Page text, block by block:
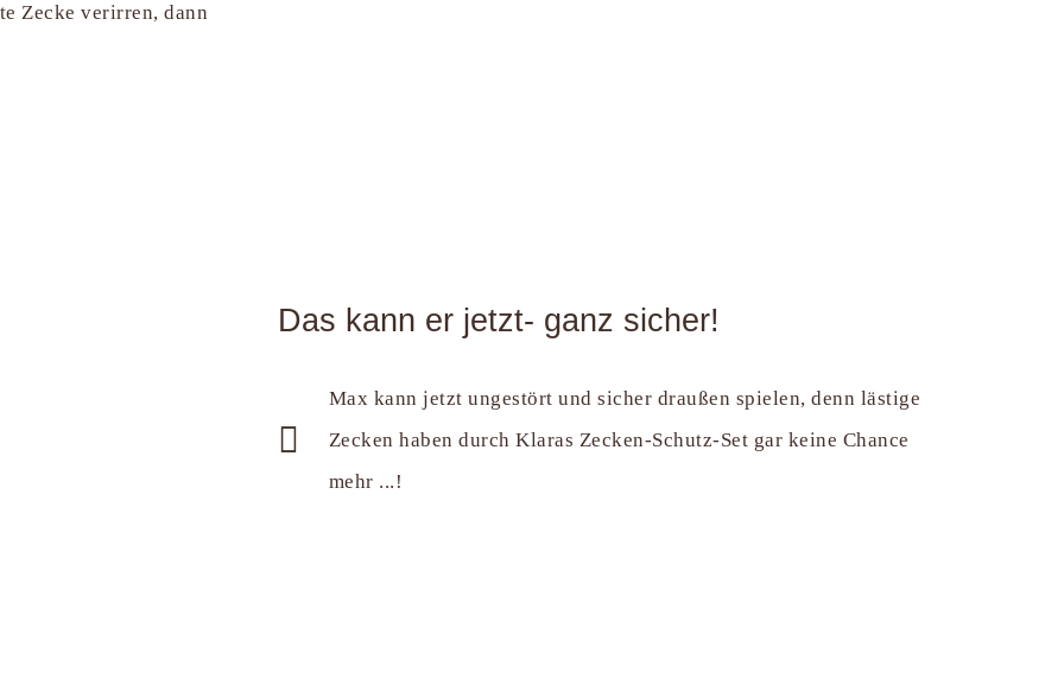
Zecke verirren, dann
Das kann er jetzt- ganz sicher!
Max kann jetzt ungestört und sicher draußen spielen, denn lästige
Zecken haben durch Klaras Zecken-Schutz-Set gar keine Chance
mehr ...!